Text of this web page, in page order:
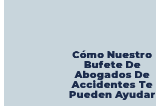
Cómo Nuestro
Bufete De
Abogados De
Accidentes Te
Pueden Ayudar